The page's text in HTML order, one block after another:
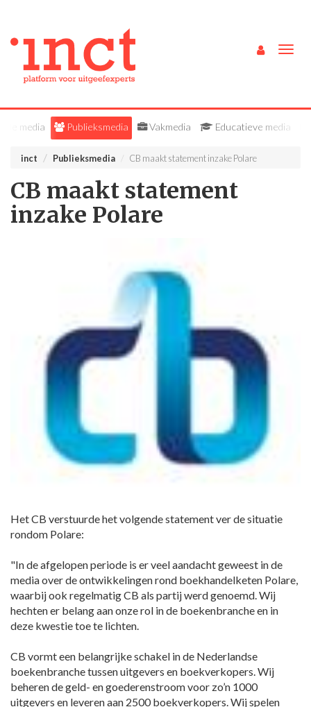
Alle media Publieksmedia Vakmedia Educatieve media
inct Publieksmedia CB maakt statement inzake Polare
CB maakt statement
inzake Polare
Het CB verstuurde het volgende statement ver de situatie
rondom Polare:
"In de afgelopen periode is er veel aandacht geweest in de
media over de ontwikkelingen rond boekhandelketen Polare,
waarbij ook regelmatig CB als partij werd genoemd. Wij
hechten er belang aan onze rol in de boekenbranche en in
deze kwestie toe te lichten.
CB vormt een belangrijke schakel in de Nederlandse
boekenbranche tussen uitgevers en boekverkopers. Wij
beheren de geld- en goederenstroom voor zo’n 1000
uitgevers en leveren aan 2500 boekverkopers. Wij spelen